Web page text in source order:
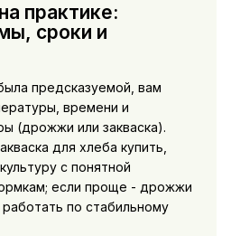
практике:
сроки и
предсказуемой, вам
времени и
(дрожжи или закваска).
для хлеба купить,
с понятной
если проще - дрожжи
работать по стабильному